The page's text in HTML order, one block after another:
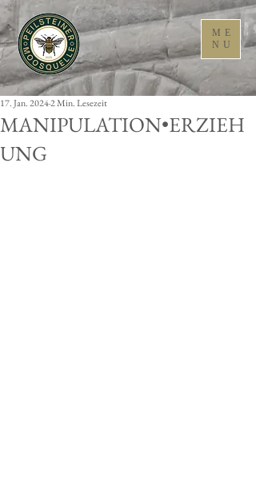
ME
NU
MANIPULATION•ERZIEH
UNG
17. Jan. 20242 Min. Lesezeit